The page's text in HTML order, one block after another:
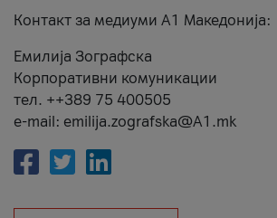
Контакт за медиуми А1 Македонија:
Емилија Зографска
Корпоративни комуникации
тел. ++389 75 400505
e-mail: emilija.zografska@A1.mk